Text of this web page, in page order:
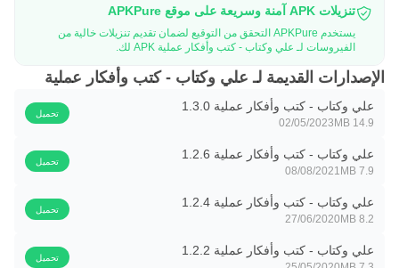
تنزيلات APK آمنة وسريعة على موقع APKPure
يستخدم APKPure التحقق من التوقيع لضمان تقديم تنزيلات خالية من
الفيروسات لـ علي وكتاب - كتب وأفكار عملية APK لك.
الإصدارات القديمة لـ علي وكتاب - كتب وأفكار عملية
علي وكتاب - كتب وأفكار عملية 1.3.0
14.9 MB
02/05/2023
تحميل
علي وكتاب - كتب وأفكار عملية 1.2.6
7.9 MB
08/08/2021
تحميل
علي وكتاب - كتب وأفكار عملية 1.2.4
8.2 MB
27/06/2020
تحميل
علي وكتاب - كتب وأفكار عملية 1.2.2 تحميل